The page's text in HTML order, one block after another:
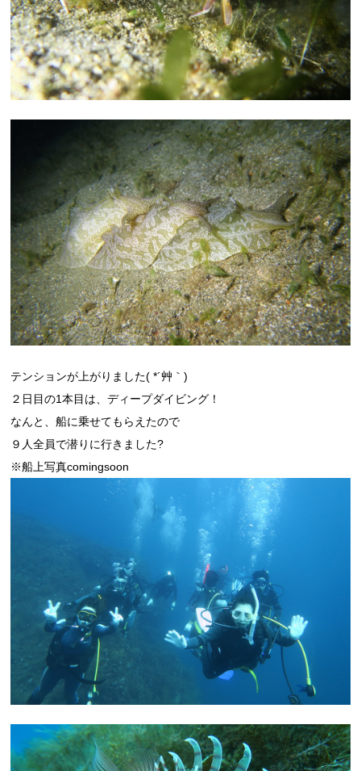
テンションが上がりました( *´艸｀)
２日目の1本目は、ディープダイビング！
なんと、船に乗せてもらえたので
９人全員で潜りに行きました?
※船上写真comingsoon